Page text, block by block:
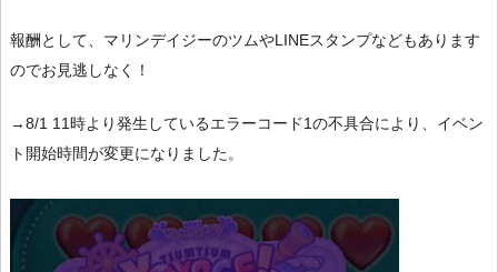
報酬として、マリンデイジーのツムやLINEスタンプなどもあります
のでお見逃しなく！
→8/1 11時より発生しているエラーコード1の不具合により、イベン
ト開始時間が変更になりました。